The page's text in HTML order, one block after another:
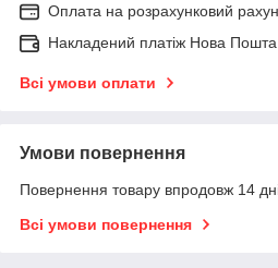
Оплата на розрахунковий
Накладений платіж Нова
Всі умови оплати
Умови повернення
Повернення товару впродовж 14
Всі умови повернення